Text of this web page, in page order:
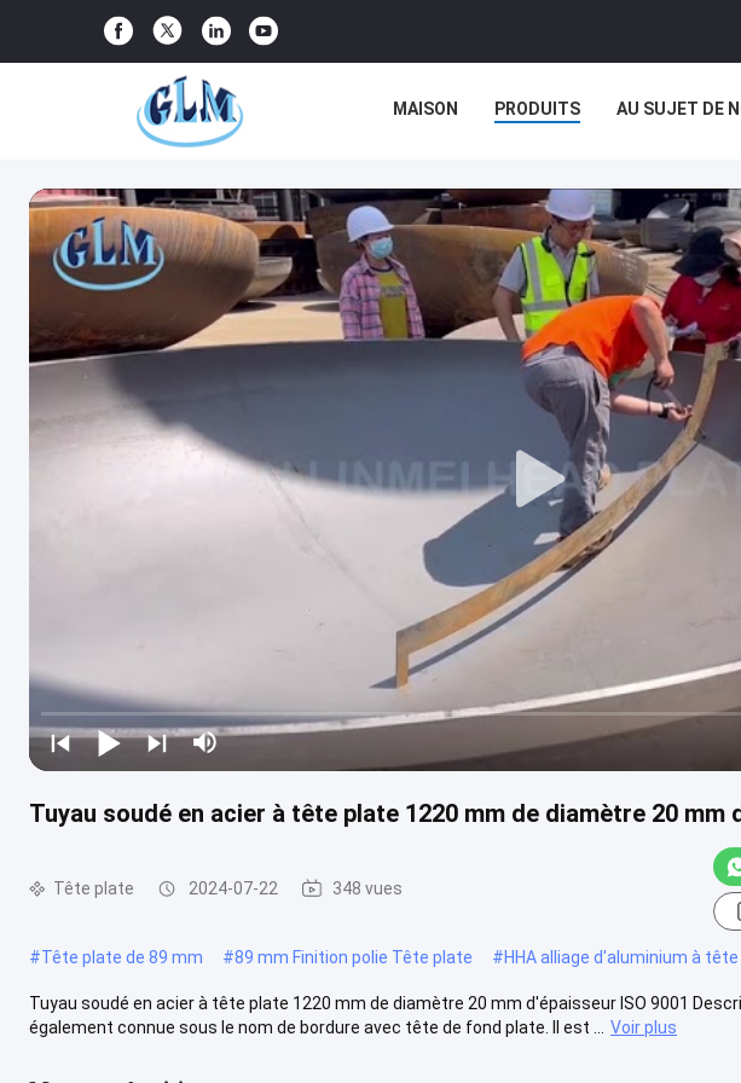
MAISON PRODUITS AU SUJET DE
Tuyau soudé en acier à tête plate 1220 mm de diamètre 20 mm
Tête plate 2024-07-22 348 vues
#Tête plate de 89 mm #89 mm Finition polie Tête plate #HHA alliage d'aluminium à
Tuyau soudé en acier à tête plate 1220 mm de diamètre 20 mm d'épaisseur ISO 9001
également connue sous le nom de bordure avec tête de fond plate. Il est ...
Voir plus